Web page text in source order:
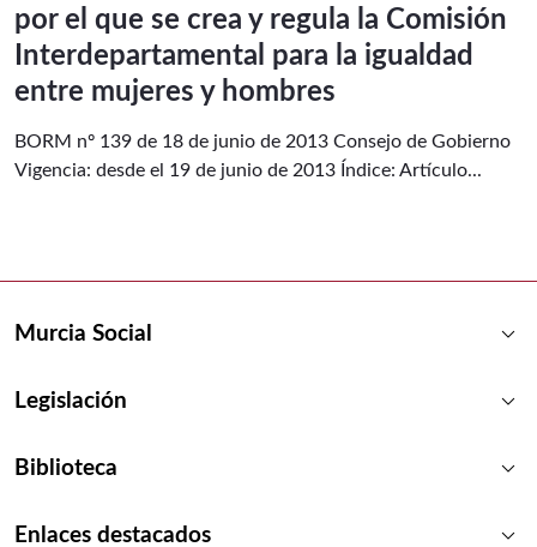
por el que se crea y regula la Comisión
Interdepartamental para la igualdad
entre mujeres y hombres
BORM nº 139 de 18 de junio de 2013 Consejo de Gobierno
Vigencia: desde el 19 de junio de 2013 Índice: Artículo...
Murcia Social keyboard_arrow_down
Legislación keyboard_arrow_down
Biblioteca keyboard_arrow_down
Enlaces destacados keyboard_arrow_down